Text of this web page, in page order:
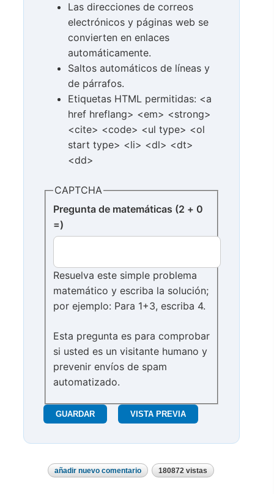
Las direcciones de correos
electrónicos y páginas web se
convierten en enlaces
automáticamente.
Saltos automáticos de líneas y
de párrafos.
Etiquetas HTML permitidas: <a
href hreflang> <em> <strong>
<cite> <code> <ul type> <ol
start type> <li> <dl> <dt>
<dd>
CAPTCHA
Pregunta de matemáticas (2 + 0
=)
Resuelva este simple problema
matemático y escriba la solución;
por ejemplo: Para 1+3, escriba 4.
Esta pregunta es para comprobar
si usted es un visitante humano y
prevenir envíos de spam
automatizado.
añadir nuevo comentario 180872 vistas